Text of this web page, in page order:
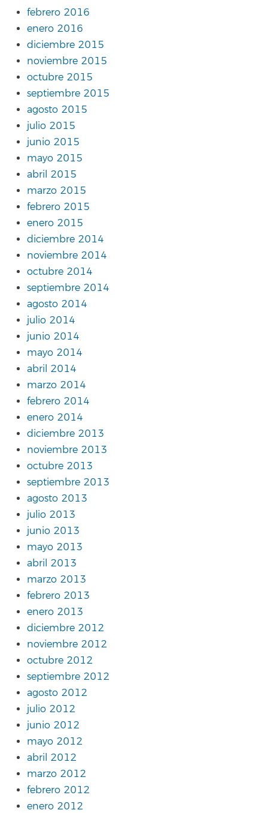
febrero 2016
enero 2016
diciembre 2015
noviembre 2015
octubre 2015
septiembre 2015
agosto 2015
julio 2015
junio 2015
mayo 2015
abril 2015
marzo 2015
febrero 2015
enero 2015
diciembre 2014
noviembre 2014
octubre 2014
septiembre 2014
agosto 2014
julio 2014
junio 2014
mayo 2014
abril 2014
marzo 2014
febrero 2014
enero 2014
diciembre 2013
noviembre 2013
octubre 2013
septiembre 2013
agosto 2013
julio 2013
junio 2013
mayo 2013
abril 2013
marzo 2013
febrero 2013
enero 2013
diciembre 2012
noviembre 2012
octubre 2012
septiembre 2012
agosto 2012
julio 2012
junio 2012
mayo 2012
abril 2012
marzo 2012
febrero 2012
enero 2012